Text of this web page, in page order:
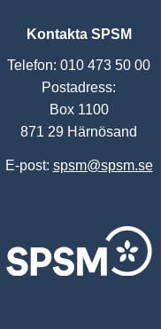
Kontakta SPSM
Telefon: 010 473 50 00
Postadress:
Box 1100
871 29 Härnösand
E-post: spsm@spsm.se